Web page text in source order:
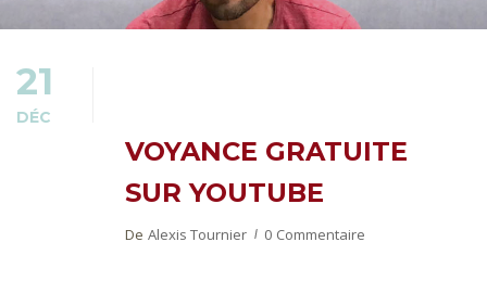
21
DÉC
VOYANCE GRATUITE
SUR YOUTUBE
De Alexis Tournier 0 Commentaire